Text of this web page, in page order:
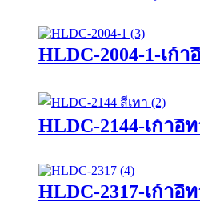
HLDC-2004-1-เก้
HLDC-2144-เก้าอี้
HLDC-2317-เก้าอี้